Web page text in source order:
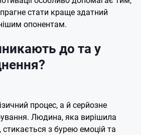
стати краще здатний
опонентам.
до та у
процес, а й серйозне
Людина, яка вирішила
стикається з бурею емоцій та